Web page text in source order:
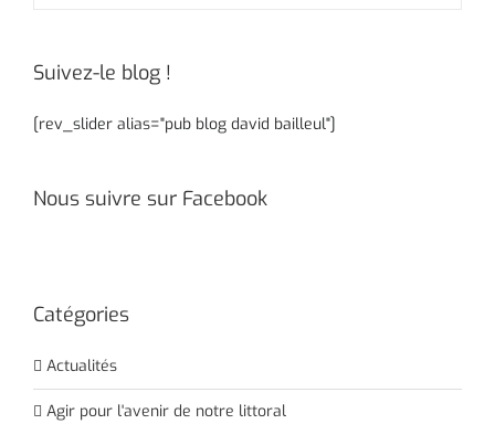
Suivez-le blog !
[rev_slider alias="pub blog david bailleul"]
Nous suivre sur Facebook
Catégories
Actualités
Agir pour l'avenir de notre littoral